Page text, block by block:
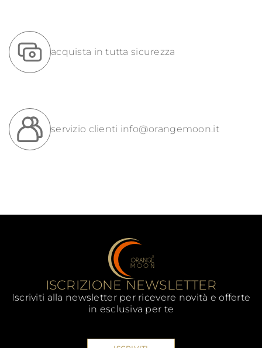
acquista in tutta sicurezza
servizio clienti info@orangemoon.it
ISCRIZIONE NEWSLETTER
Iscriviti alla newsletter per ricevere novità e offerte
in esclusiva per te